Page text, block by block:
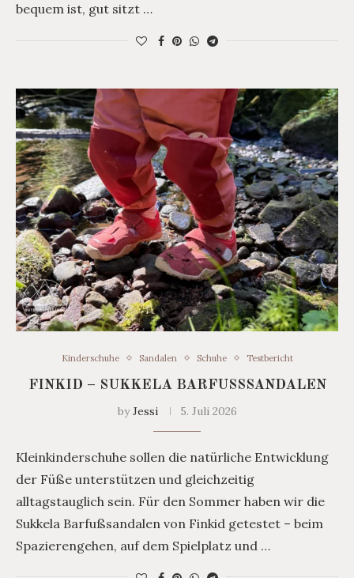
bequem ist, gut sitzt …
Kinderschuhe Sandalen Schuhe Testbericht
FINKID – SUKKELA BARFUSSSANDALEN
byJessi 5. Juli 2026
Kleinkinderschuhe sollen die natürliche Entwicklung
der Füße unterstützen und gleichzeitig
alltagstauglich sein. Für den Sommer haben wir die
Sukkela Barfußsandalen von Finkid getestet – beim
Spazierengehen, auf dem Spielplatz und …